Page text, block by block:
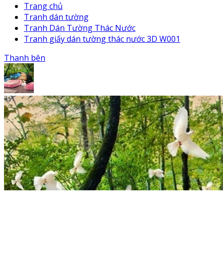
Trang chủ
Tranh dán tường
Tranh Dán Tường Thác Nước
Tranh giấy dán tường thác nước 3D W001
Thanh bên